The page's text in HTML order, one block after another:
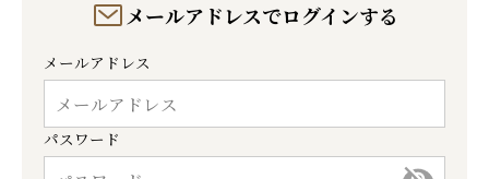
メールアドレスでログインする
メールアドレス
パスワード